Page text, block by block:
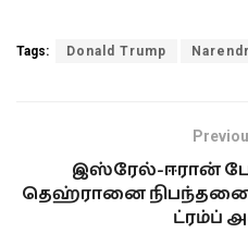
Tags: Donald Trump
இஸ்ரேல்-ஈரான்
தெஹ்ரானை
ட்ரம்ப்